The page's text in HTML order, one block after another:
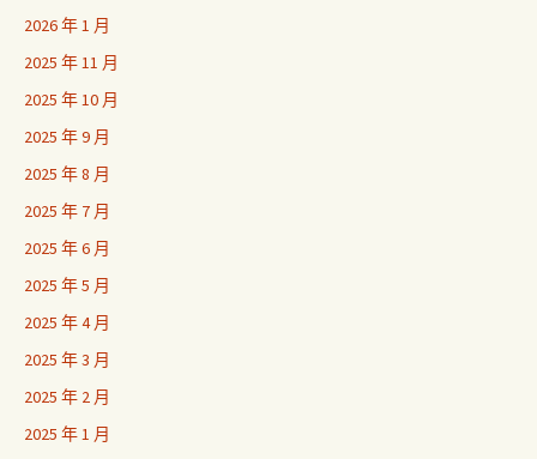
2026 年 1 月
2025 年 11 月
2025 年 10 月
2025 年 9 月
2025 年 8 月
2025 年 7 月
2025 年 6 月
2025 年 5 月
2025 年 4 月
2025 年 3 月
2025 年 2 月
2025 年 1 月